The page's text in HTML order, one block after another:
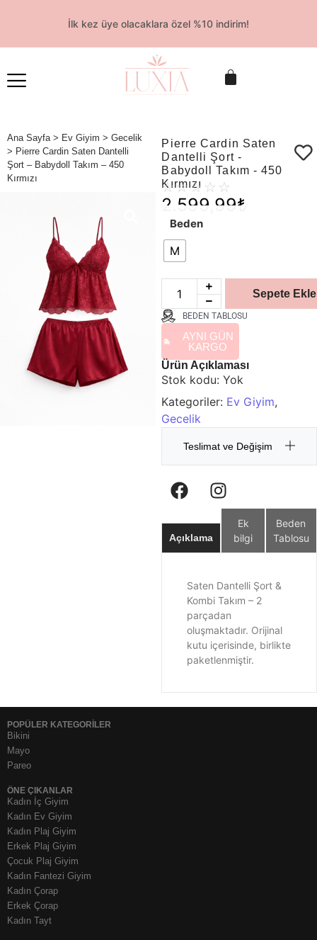
İlk kez üye olacaklara özel %10 indirim!
Ana Sayfa > Ev Giyim > Gecelik
> Pierre Cardin Saten Dantelli
Şort – Babydoll Takım – 450
Kırmızı
Pierre Cardin Saten
Dantelli Şort -
Babydoll Takım - 450
Kırmızı
☆ ☆☆ ☆ ☆
2.599,99₺
Beden
M
Sepete Ekle
BEDEN TABLOSU
AYNI GÜN
KARGO
Ürün Açıklaması
Stok kodu:Yok
Kategoriler: Ev Giyim,
Gecelik
Teslimat ve Değişim
Açıklama
Ek
bilgi
Beden
Tablosu
Saten Dantelli Şort &
Kombi Takım – 2
parçadan
oluşmaktadır. Orijinal
kutu içerisinde, birlikte
paketlenmiştir.
POPÜLER KATEGORİLER
Bikini
Mayo
Pareo
ÖNE ÇIKANLAR
Kadın İç Giyim
Kadın Ev Giyim
Kadın Plaj Giyim
Erkek Plaj Giyim
Çocuk Plaj Giyim
Kadın Fantezi Giyim
Kadın Çorap
Erkek Çorap
Kadın Tayt